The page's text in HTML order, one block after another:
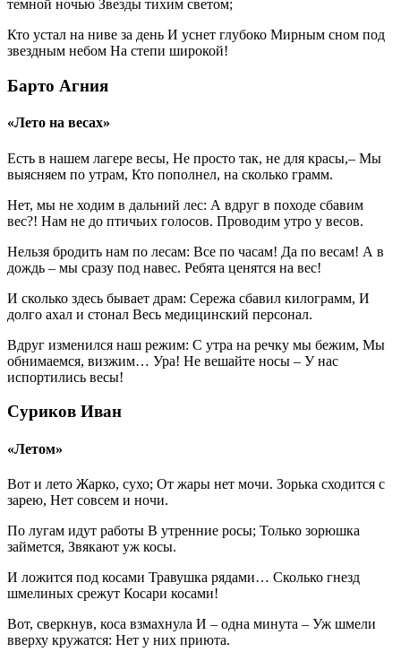
темной ночью Звезды тихим светом;
Кто устал на ниве за день И уснет глубоко Мирным сном под
звездным небом На степи широкой!
Барто Агния
«Лето на весах»
Есть в нашем лагере весы, Не просто так, не для красы,– Мы
выясняем по утрам, Кто пополнел, на сколько грамм.
Нет, мы не ходим в дальний лес: А вдруг в походе сбавим
вес?! Нам не до птичьих голосов. Проводим утро у весов.
Нельзя бродить нам по лесам: Все по часам! Да по весам! А в
дождь – мы сразу под навес. Ребята ценятся на вес!
И сколько здесь бывает драм: Сережа сбавил килограмм, И
долго ахал и стонал Весь медицинский персонал.
Вдруг изменился наш режим: С утра на речку мы бежим, Мы
обнимаемся, визжим… Ура! Не вешайте носы – У нас
испортились весы!
Суриков Иван
«Летом»
Вот и лето Жарко, сухо; От жары нет мочи. Зорька сходится с
зарею, Нет совсем и ночи.
По лугам идут работы В утренние росы; Только зорюшка
займется, Звякают уж косы.
И ложится под косами Травушка рядами… Сколько гнезд
шмелиных срежут Косари косами!
Вот, сверкнув, коса взмахнула И – одна минута – Уж шмели
вверху кружатся: Нет у них приюта.